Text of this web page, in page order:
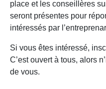
place et les conseillères
seront présentes pour
intéressés par
Si vous êtes intéressé,
C’est ouvert à tous, alors
de vous.